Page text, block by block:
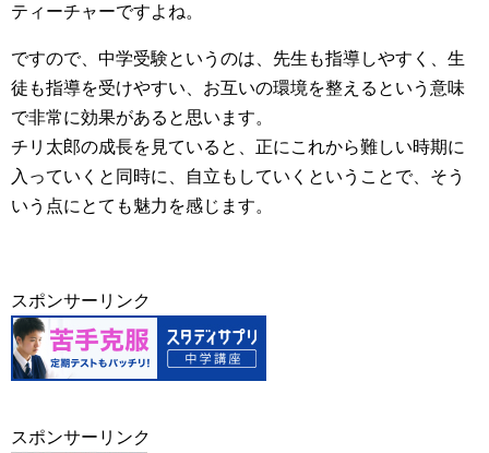
ティーチャーですよね。
ですので、中学受験というのは、先生も指導しやすく、生
徒も指導を受けやすい、お互いの環境を整えるという意味
で非常に効果があると思います。
チリ太郎の成長を見ていると、正にこれから難しい時期に
入っていくと同時に、自立もしていくということで、そう
いう点にとても魅力を感じます。
スポンサーリンク
スポンサーリンク